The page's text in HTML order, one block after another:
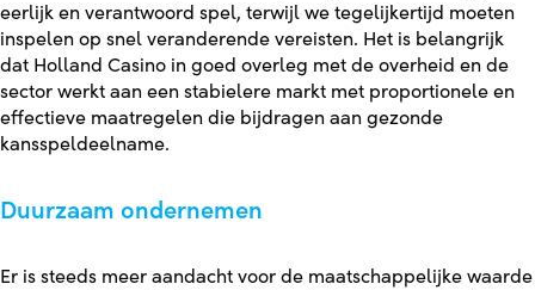
eerlijk en verantwoord spel, terwijl we tegelijkertijd moeten
inspelen op snel veranderende vereisten. Het is belangrijk
dat Holland Casino in goed overleg met de overheid en de
sector werkt aan een stabielere markt met proportionele en
effectieve maatregelen die bijdragen aan gezonde
kansspeldeelname.
Duurzaam ondernemen
Er is steeds meer aandacht voor de maatschappelijke waarde